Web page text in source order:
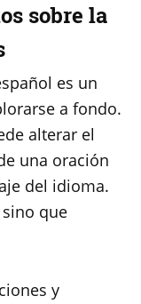
sobre la
es un
a fondo.
alterar el
una oración
del idioma.
que
y